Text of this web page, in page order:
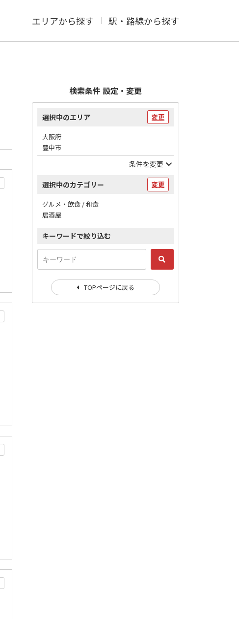
エリアから探す 駅・路線から探す
検索条件 設定・変更
選択中のエリア 変更
大阪府
豊中市
条件を変更
選択中のカテゴリー 変更
グルメ・飲食 / 和食
居酒屋
キーワードで絞り込む
TOPページに戻る